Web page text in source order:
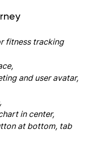
fitness tracking
and user avatar,
in center,
at bottom, tab